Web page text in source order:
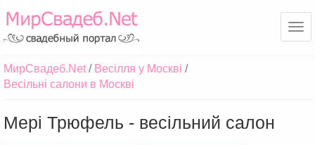
МирСвадеб.Net
Весілля у Москві
Весільні салони в Москві
Мері Трюфель - весільний салон